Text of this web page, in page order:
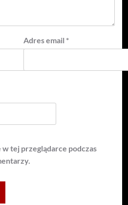
Adres email *
w tej przeglądarce podczas